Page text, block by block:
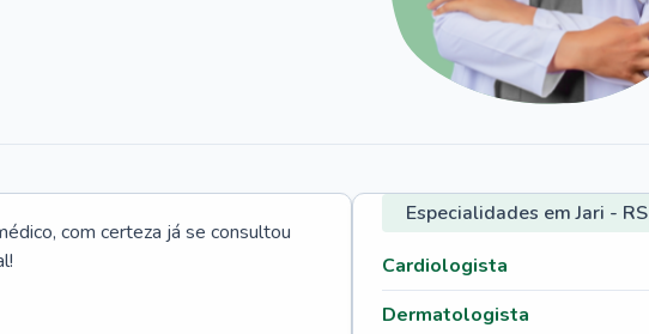
com certeza já se consultou
Especialidades em Jari - RS
Cardiologista
Dermatologista